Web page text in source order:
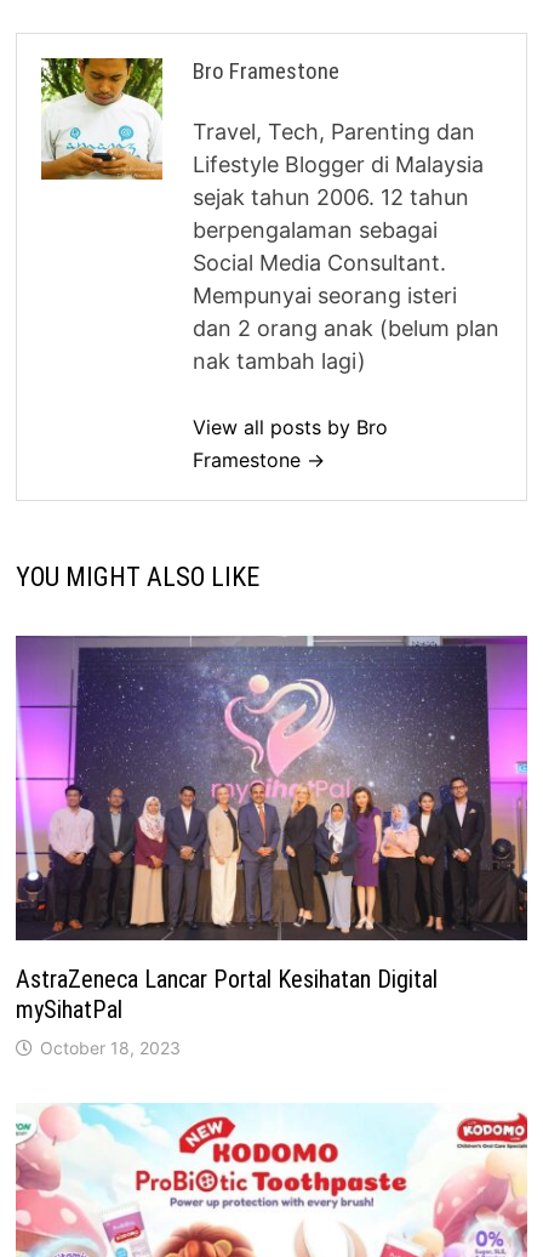
Bro Framestone
Travel, Tech, Parenting dan
Lifestyle Blogger di Malaysia
sejak tahun 2006. 12 tahun
berpengalaman sebagai
Social Media Consultant.
Mempunyai seorang isteri
dan 2 orang anak (belum plan
nak tambah lagi)
View all posts by Bro
Framestone →
YOU MIGHT ALSO LIKE
AstraZeneca Lancar Portal Kesihatan Digital
mySihatPal
October 18, 2023